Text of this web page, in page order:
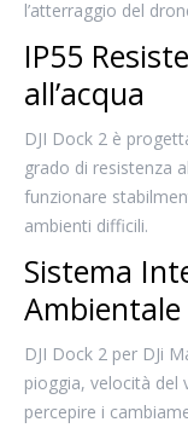
l’atterraggio del
IP55
all’acqua
DJI Dock 2 è
grado di resistenza
funzionare
ambienti difficili.
Sistema
Ambientale
DJI Dock 2 per DJi
pioggia, velocità del
percepire i